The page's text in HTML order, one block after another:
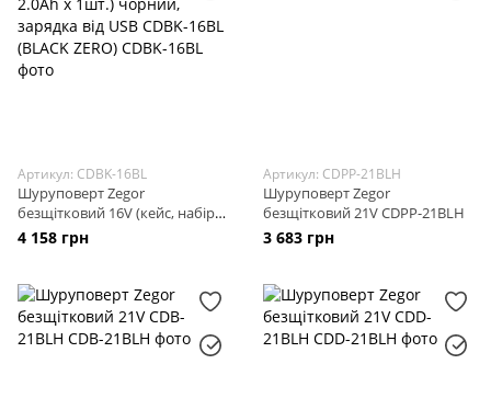
Артикул: CDBK-16BL
Шуруповерт Zegor
безщітковий 16V (кейс, набір
біт і сверл, акум. 2.0Ah x 1шт.)
чорний, зарядка від USB CDBK-
4 158 грн
Артикул: CDPP-21BLH
Шуруповерт Zegor
безщітковий 21V CDPP-21BLH
3 683 грн